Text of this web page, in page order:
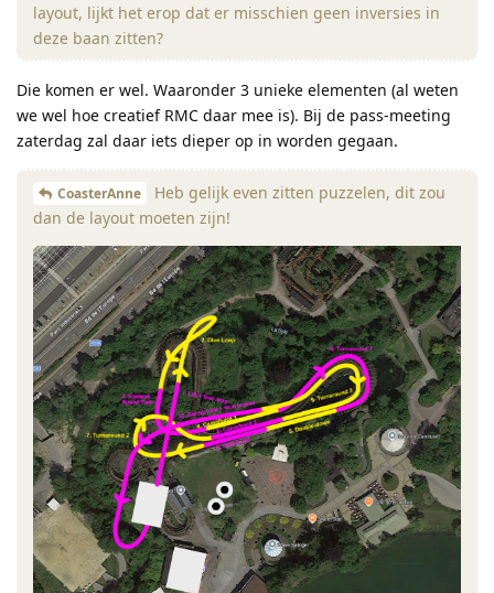
layout, lijkt het erop dat er misschien geen inversies in
deze baan zitten?
Die komen er wel. Waaronder 3 unieke elementen (al weten
we wel hoe creatief RMC daar mee is). Bij de pass-meeting
zaterdag zal daar iets dieper op in worden gegaan.
CoasterAnne
Heb gelijk even zitten puzzelen, dit zou
dan de layout moeten zijn!